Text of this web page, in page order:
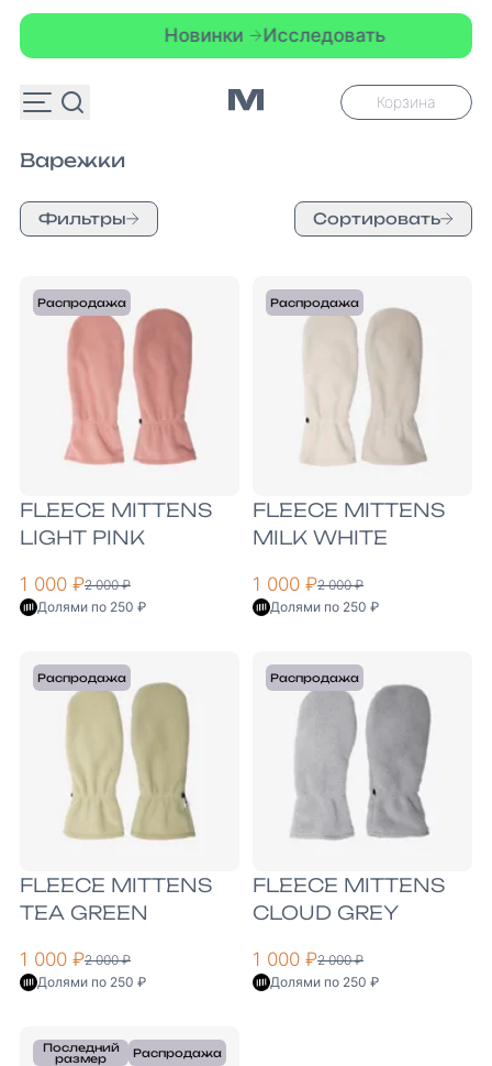
Новинки Исследовать
Корзина
Варежки
Фильтры Сортировать
Распродажа
FLEECE MITTENS
LIGHT PINK
1 000 ₽2 000 ₽
Долями по 250 ₽
Распродажа
FLEECE MITTENS
MILK WHITE
1 000 ₽2 000 ₽
Долями по 250 ₽
Распродажа
FLEECE MITTENS
TEA GREEN
1 000 ₽2 000 ₽
Долями по 250 ₽
Распродажа
FLEECE MITTENS
CLOUD GREY
1 000 ₽2 000 ₽
Долями по 250 ₽
Последний
размер
Распродажа